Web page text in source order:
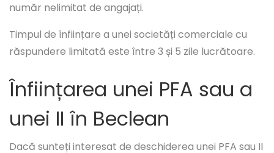
număr nelimitat de angajați.
Timpul de înființare a unei societăți comerciale cu
răspundere limitată este între 3 și 5 zile lucrătoare.
Înființarea unei PFA sau a
unei II în Beclean
Dacă sunteți interesat de deschiderea unei PFA sau II